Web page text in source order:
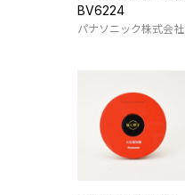
BV6224
パナソニック株式会社